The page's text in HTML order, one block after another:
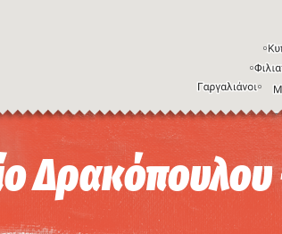
Δρακόπουλου